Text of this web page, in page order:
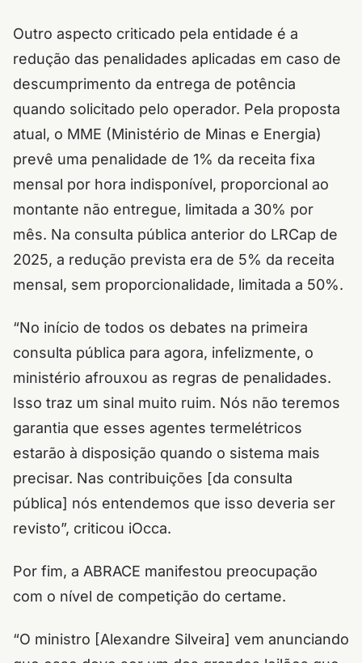
Outro aspecto criticado pela entidade é a
redução das penalidades aplicadas em caso de
descumprimento da entrega de potência
quando solicitado pelo operador. Pela proposta
atual, o MME (Ministério de Minas e Energia)
prevê uma penalidade de 1% da receita fixa
mensal por hora indisponível, proporcional ao
montante não entregue, limitada a 30% por
mês. Na consulta pública anterior do LRCap de
2025, a redução prevista era de 5% da receita
mensal, sem proporcionalidade, limitada a 50%.
“No início de todos os debates na primeira
consulta pública para agora, infelizmente, o
ministério afrouxou as regras de penalidades.
Isso traz um sinal muito ruim. Nós não teremos
garantia que esses agentes termelétricos
estarão à disposição quando o sistema mais
precisar. Nas contribuições [da consulta
pública] nós entendemos que isso deveria ser
revisto”, criticou iOcca.
Por fim, a ABRACE manifestou preocupação
com o nível de competição do certame.
“O ministro [Alexandre Silveira] vem anunciando